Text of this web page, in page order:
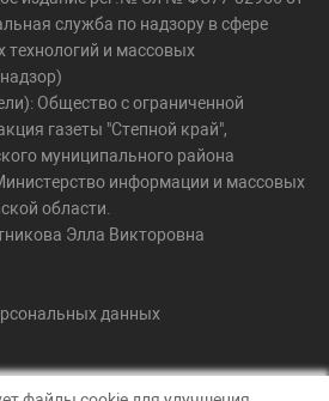
служба по надзору в сфере
и массовых
Общество с ограниченной
газеты "Степной край",
муниципального района
информации и массовых
области.
Элла Викторовна
данных